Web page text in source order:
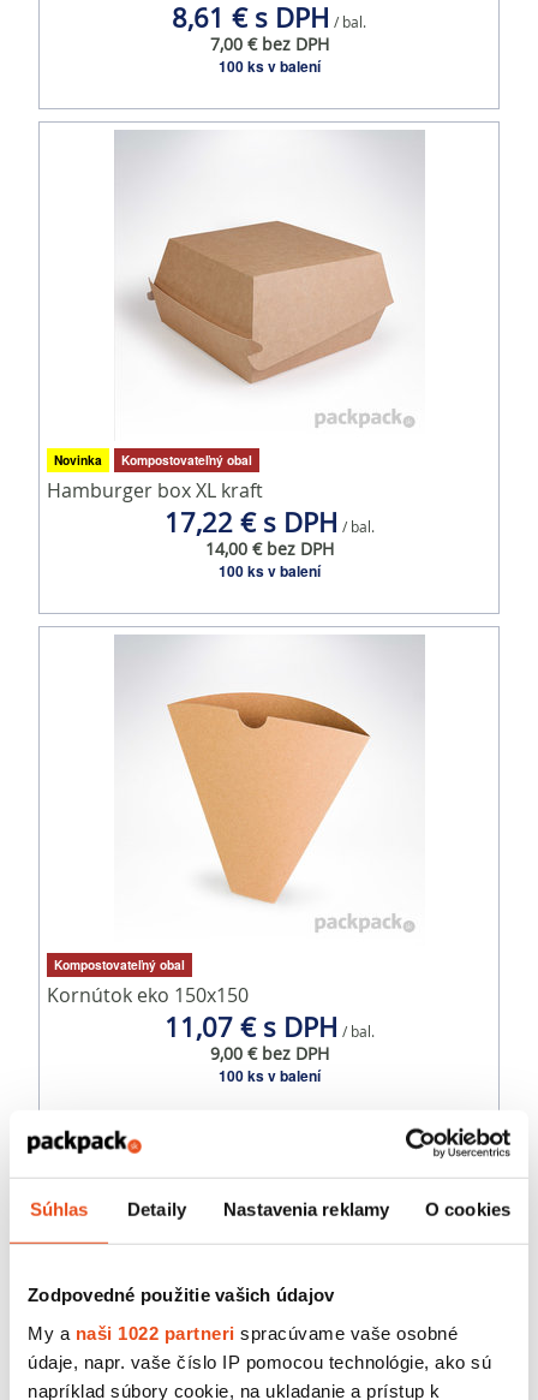
Súhlas Detaily Nastavenia reklamy O cookies
Zodpovedné použitie vašich údajov
My a naši 1022 partneri spracúvame vaše osobné
údaje, napr. vaše číslo IP pomocou technológie, ako sú
napríklad súbory cookie, na ukladanie a prístup k
8,61 € s DPH / bal.
7,00 € bez DPH
100 ks v balení
Novinka Kompostovateľný obal
Hamburger box XL kraft
17,22 € s DPH / bal.
14,00 € bez DPH
100 ks v balení
Kompostovateľný obal
Kornútok eko 150x150
11,07 € s DPH / bal.
9,00 € bez DPH
100 ks v balení